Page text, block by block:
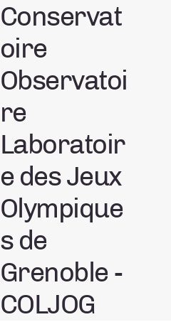
Conservat
oire
Observatoi
re
Laboratoir
e des Jeux
Olympique
s de
Grenoble -
COLJOG